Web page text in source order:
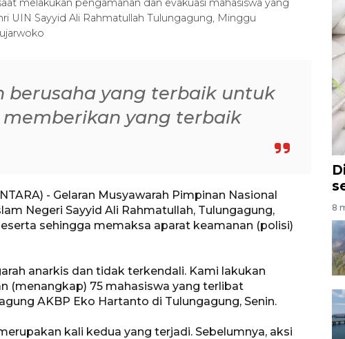
melakukan pengamanan dan evakuasi mahasiswa yang
UIN Sayyid Ali Rahmatullah Tulungagung, Minggu
berusaha yang terbaik untuk
yang terbaik
- Gelaran Musyawarah Pimpinan Nasional
Negeri Sayyid Ali Rahmatullah, Tulungagung,
sehingga memaksa aparat keamanan (polisi)
anarkis dan tidak terkendali. Kami lakukan
(menangkap) 75 mahasiswa yang terlibat
AKBP Eko Hartanto di Tulungagung, Senin.
kali kedua yang terjadi. Sebelumnya, aksi
8